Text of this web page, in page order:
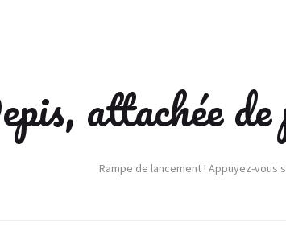
attachée
Rampe de lancement ! Appuyez-vous